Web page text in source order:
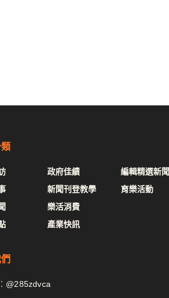
政府佳績
新聞刊登教學
樂活消費
產業快訊
編輯精選新聞
育樂活動
@285zdvca